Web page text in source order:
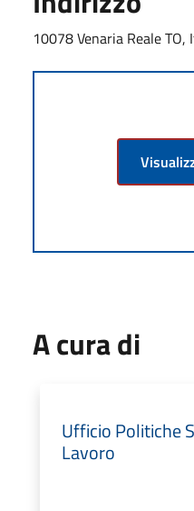
10078 Venaria Reale TO,
A cura di
Ufficio Politiche
Lavoro